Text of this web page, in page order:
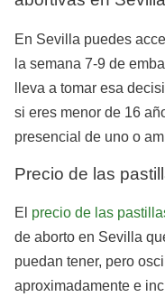
En Sevilla puedes
la semana 7-9 de
lleva a tomar esa
si eres menor de 16
presencial de uno o
Precio de las
El precio de las
de aborto en Sevilla
puedan tener, pero
aproximadamente e